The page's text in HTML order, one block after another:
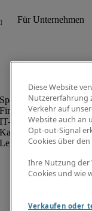
Finanz- &
IT-Bereich
Kaufmännischer
Legal
Diese Website
Nutzererfahrung
Verkehr auf
Website auch an
Opt-out-Signal
Cookies über
Ihre Nutzung der
Cookies und wie
Verkaufen oder